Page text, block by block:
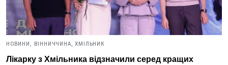
НОВИНИ, ВІННИЧЧИНА, ХМІЛЬНИК
Лікарку з Хмільника відзначили серед кращих